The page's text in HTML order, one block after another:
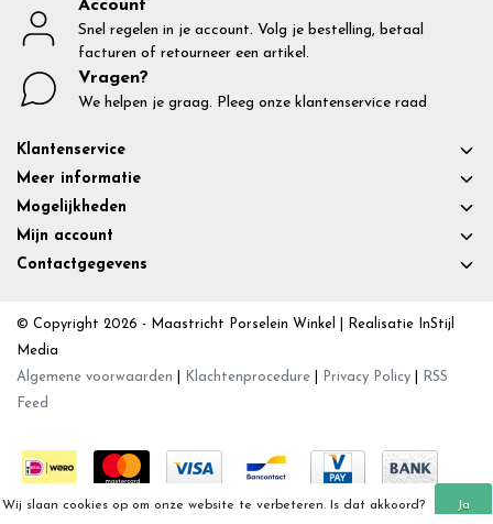
Account
Snel regelen in je account. Volg je bestelling, betaal
facturen of retourneer een artikel.
Vragen?
We helpen je graag. Pleeg onze klantenservice raad
Klantenservice
Meer informatie
Mogelijkheden
Mijn account
Contactgegevens
© Copyright 2026 - Maastricht Porselein Winkel | Realisatie InStijl
Media
Algemene voorwaarden
Klachtenprocedure Privacy Policy
RSS
Feed
Wij slaan cookies op om onze website te verbeteren. Is dat akkoord? Ja